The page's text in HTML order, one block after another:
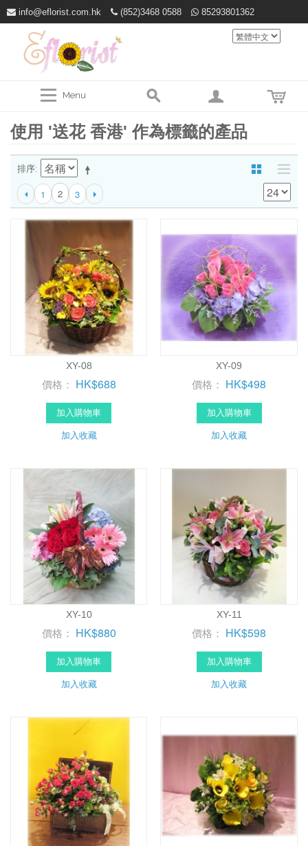
info@eflorist.com.hk (852)3468 0588 85293801362
Menu
使用 '送花 香港' 作為標籤的產品
排序
1 2 3
XY-08
價格： HK$688
加入購物車
加入收藏
XY-09
價格： HK$498
加入購物車
加入收藏
XY-10
價格： HK$880
加入購物車
加入收藏
XY-11
價格： HK$598
加入購物車
加入收藏